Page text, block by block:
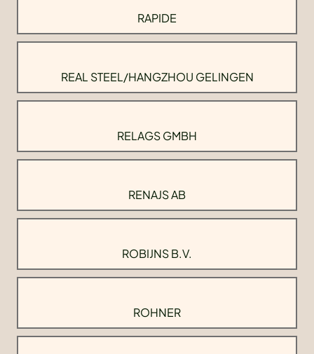
RAPIDE
REAL STEEL/HANGZHOU GELINGEN
RELAGS GMBH
RENAJS AB
ROBIJNS B.V.
ROHNER